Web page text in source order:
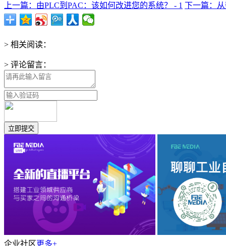
上一篇：由PLC到PAC：该如何改进您的系统？ - 1 下一篇：
> 相关阅读：
> 评论留言：
企业社区更多+